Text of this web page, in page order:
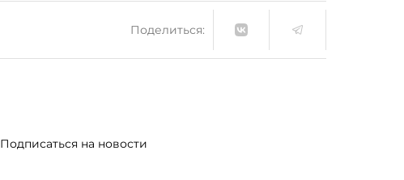
Поделиться:
Подписаться на новости